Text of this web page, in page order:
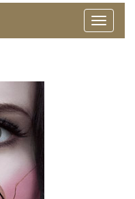
Toggle